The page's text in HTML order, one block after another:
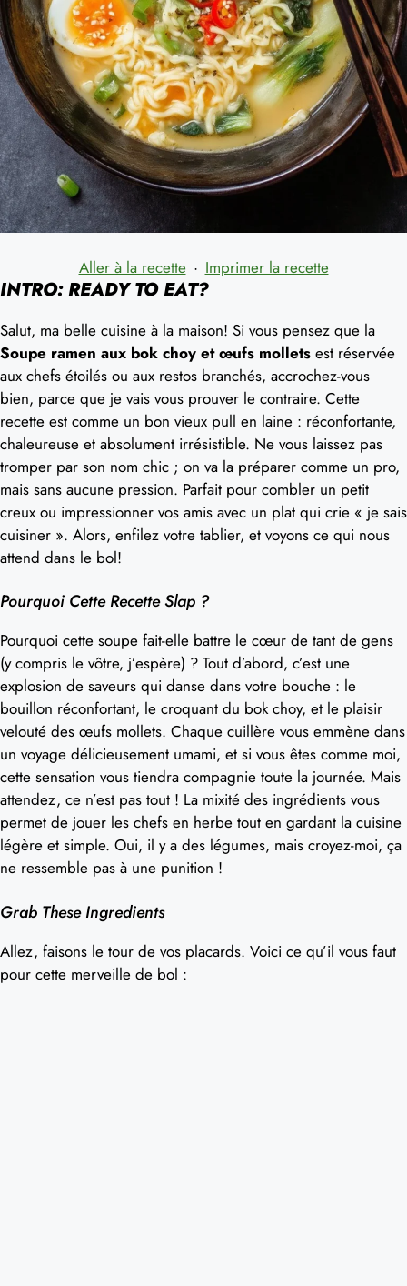
Aller à la recette · Imprimer la recette
INTRO: READY TO EAT?
Salut, ma belle cuisine à la maison! Si vous pensez que la
Soupe ramen aux bok choy et œufs mollets est réservée
aux chefs étoilés ou aux restos branchés, accrochez-vous
bien, parce que je vais vous prouver le contraire. Cette
recette est comme un bon vieux pull en laine : réconfortante,
chaleureuse et absolument irrésistible. Ne vous laissez pas
tromper par son nom chic ; on va la préparer comme un pro,
mais sans aucune pression. Parfait pour combler un petit
creux ou impressionner vos amis avec un plat qui crie « je sais
cuisiner ». Alors, enfilez votre tablier, et voyons ce qui nous
attend dans le bol!
Pourquoi Cette Recette Slap ?
Pourquoi cette soupe fait-elle battre le cœur de tant de gens
(y compris le vôtre, j’espère) ? Tout d’abord, c’est une
explosion de saveurs qui danse dans votre bouche : le
bouillon réconfortant, le croquant du bok choy, et le plaisir
velouté des œufs mollets. Chaque cuillère vous emmène dans
un voyage délicieusement umami, et si vous êtes comme moi,
cette sensation vous tiendra compagnie toute la journée. Mais
attendez, ce n’est pas tout ! La mixité des ingrédients vous
permet de jouer les chefs en herbe tout en gardant la cuisine
légère et simple. Oui, il y a des légumes, mais croyez-moi, ça
ne ressemble pas à une punition !
Grab These Ingredients
Allez, faisons le tour de vos placards. Voici ce qu’il vous faut
pour cette merveille de bol :